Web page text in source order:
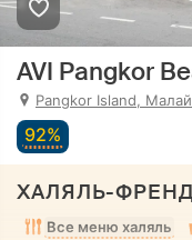
AVI Pangkor
Pangkor Island,
92%
ХАЛЯЛЬ-
Все меню халяль